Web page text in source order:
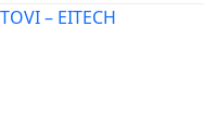
– EITECH